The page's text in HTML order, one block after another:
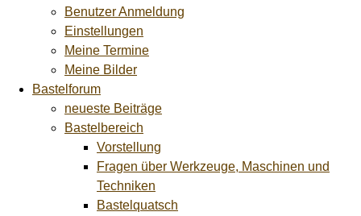
Benutzer Anmeldung
Einstellungen
Meine Termine
Meine Bilder
Bastelforum
neueste Beiträge
Bastelbereich
Vorstellung
Fragen über Werkzeuge, Maschinen und
Techniken
Bastelquatsch